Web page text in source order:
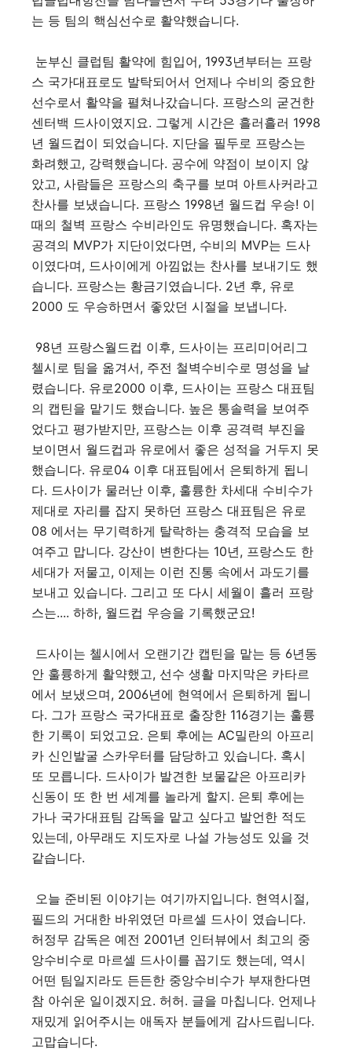
는 등 팀의 핵심선수로 활약했습니다.
눈부신 클럽팀 활약에 힘입어, 1993년부터는 프랑
스 국가대표로도 발탁되어서 언제나 수비의 중요한
선수로서 활약을 펼쳐나갔습니다. 프랑스의 굳건한
센터백 드사이였지요. 그렇게 시간은 흘러흘러 1998
년 월드컵이 되었습니다. 지단을 필두로 프랑스는
화려했고, 강력했습니다. 공수에 약점이 보이지 않
았고, 사람들은 프랑스의 축구를 보며 아트사커라고
찬사를 보냈습니다. 프랑스 1998년 월드컵 우승! 이
때의 철벽 프랑스 수비라인도 유명했습니다. 혹자는
공격의 MVP가 지단이었다면, 수비의 MVP는 드사
이였다며, 드사이에게 아낌없는 찬사를 보내기도 했
습니다. 프랑스는 황금기였습니다. 2년 후, 유로
2000 도 우승하면서 좋았던 시절을 보냅니다.
98년 프랑스월드컵 이후, 드사이는 프리미어리그
첼시로 팀을 옮겨서, 주전 철벽수비수로 명성을 날
렸습니다. 유로2000 이후, 드사이는 프랑스 대표팀
의 캡틴을 맡기도 했습니다. 높은 통솔력을 보여주
었다고 평가받지만, 프랑스는 이후 공격력 부진을
보이면서 월드컵과 유로에서 좋은 성적을 거두지 못
했습니다. 유로04 이후 대표팀에서 은퇴하게 됩니
다. 드사이가 물러난 이후, 훌륭한 차세대 수비수가
제대로 자리를 잡지 못하던 프랑스 대표팀은 유로
08 에서는 무기력하게 탈락하는 충격적 모습을 보
여주고 맙니다. 강산이 변한다는 10년, 프랑스도 한
세대가 저물고, 이제는 이런 진통 속에서 과도기를
보내고 있습니다. 그리고 또 다시 세월이 흘러 프랑
스는.... 하하, 월드컵 우승을 기록했군요!
드사이는 첼시에서 오랜기간 캡틴을 맡는 등 6년동
안 훌륭하게 활약했고, 선수 생활 마지막은 카타르
에서 보냈으며, 2006년에 현역에서 은퇴하게 됩니
다. 그가 프랑스 국가대표로 출장한 116경기는 훌륭
한 기록이 되었고요. 은퇴 후에는 AC밀란의 아프리
카 신인발굴 스카우터를 담당하고 있습니다. 혹시
또 모릅니다. 드사이가 발견한 보물같은 아프리카
신동이 또 한 번 세계를 놀라게 할지. 은퇴 후에는
가나 국가대표팀 감독을 맡고 싶다고 발언한 적도
있는데, 아무래도 지도자로 나설 가능성도 있을 것
같습니다.
오늘 준비된 이야기는 여기까지입니다. 현역시절,
필드의 거대한 바위였던 마르셀 드사이 였습니다.
허정무 감독은 예전 2001년 인터뷰에서 최고의 중
앙수비수로 마르셀 드사이를 꼽기도 했는데, 역시
어떤 팀일지라도 든든한 중앙수비수가 부재한다면
참 아쉬운 일이겠지요. 허허. 글을 마칩니다. 언제나
재밌게 읽어주시는 애독자 분들에게 감사드립니다.
고맙습니다.